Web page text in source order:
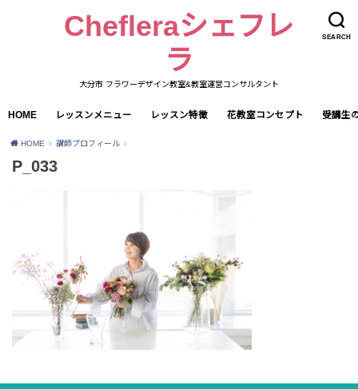
SEARCH
Chefleraシェフレ
ラ
大分市 フラワーデザイン教室&教室運営コンサルタント
HOME レッスンメニュー レッスン特徴 花教室コンセプト 受講生
HOME 講師プロフィール
P_033